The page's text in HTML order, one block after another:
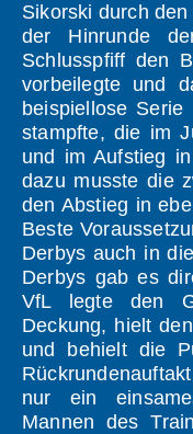
Sikorski durch
der Hinrunde
Schlusspfiff den
vorbeilegte und
beispiellose
stampfte, die im
und im Aufstieg
dazu musste die
den Abstieg in
Beste
Derbys auch in
Derbys gab es
VfL legte den
Deckung, hielt
und behielt die
nur ein
Mannen des